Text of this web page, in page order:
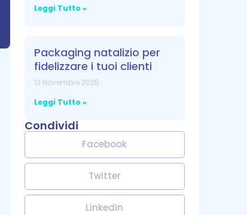
Leggi Tutto »
Packaging natalizio per
fidelizzare i tuoi clienti
13 Novembre 2025
Leggi Tutto »
Condividi
Facebook
Twitter
LinkedIn